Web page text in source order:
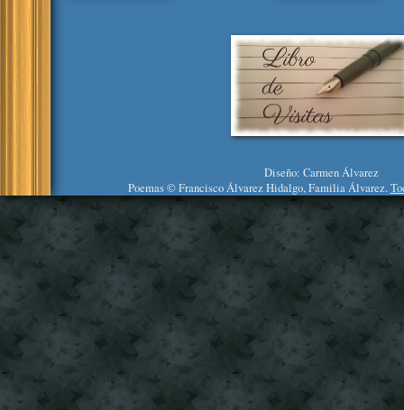
Diseño: Carmen Álvarez
Poemas © Francisco Álvarez Hidalgo, Familia Álvarez.